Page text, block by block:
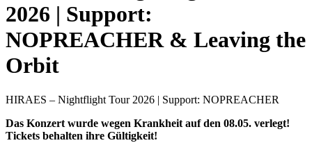
2026 | Support:
NOPREACHER & Leaving the
Orbit
HIRAES – Nightflight Tour 2026 | Support: NOPREACHER
Das Konzert wurde wegen Krankheit auf den 08.05. verlegt!
Tickets behalten ihre Gültigkeit!